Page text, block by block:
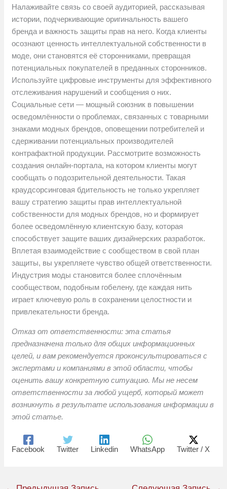
Налаживайте связь со своей аудиторией, рассказывая
истории, подчеркивающие оригинальность вашего
бренда и важность защиты прав на него. Когда клиенты
осознают ценность интеллектуальной собственности в
моде, они становятся её сторонниками, превращая
потенциальных покупателей в преданных сторонников.
Используйте цифровые инструменты для эффективного
отслеживания нарушений и сообщения о них.
Социальные сети — мощный союзник в повышении
осведомлённости о проблемах, связанных с товарными
знаками модных брендов, оповещении потребителей и
сдерживании потенциальных производителей
контрафактной продукции. Рассмотрите возможность
создания онлайн-портала, на котором клиенты могут
сообщать о подозрительной деятельности. Такая
краудсорсинговая бдительность не только укрепляет
вашу стратегию защиты прав интеллектуальной
собственности для модных брендов, но и формирует
более осведомлённую клиентскую базу, которая
способствует защите ваших дизайнерских разработок.
Вплетая взаимодействие с сообществом в свой план
защиты, вы укрепляете чувство общей ответственности.
Индустрия моды становится более сплочённым
сообществом, подобным гобелену, где каждая нить
играет ключевую роль в сохранении целостности и
привлекательности бренда.
Отказ от ответственности: эта статья
предназначена только для общих информационных
целей, и вам рекомендуется проконсультироваться с
экспертами и компаниями в этой области, чтобы
оценить вашу конкретную ситуацию. Мы не несем
ответственности за любой ущерб, который может
возникнуть в результате использования информации в
этой статье.
Facebook Twitter Linkedin WhatsApp Twitter / X